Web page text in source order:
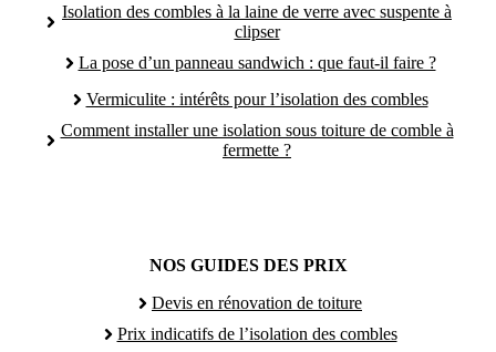
Isolation des combles à la laine de verre avec suspente à
clipser
La pose d’un panneau sandwich : que faut-il faire ?
Vermiculite : intérêts pour l’isolation des combles
Comment installer une isolation sous toiture de comble à
fermette ?
NOS GUIDES DES PRIX
Devis en rénovation de toiture
Prix indicatifs de l’isolation des combles